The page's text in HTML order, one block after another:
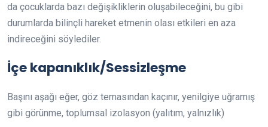
da çocuklarda bazı değişikliklerin oluşabileceğini, bu gibi
durumlarda bilinçli hareket etmenin olası etkileri en aza
indireceğini söylediler.
İçe kapanıklık/Sessizleşme
Başını aşağı eğer, göz temasından kaçınır, yenilgiye uğramış
gibi görünme, toplumsal izolasyon (yalıtım, yalnızlık)